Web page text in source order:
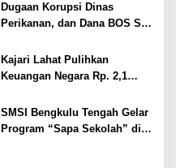
Sumsel Tahun 2026
Dugaan Korupsi Dinas
Perikanan, dan Dana BOS SD
Terus Dipertajam Kajari Lahat
Kajari Lahat Pulihkan
Keuangan Negara Rp. 2,1
SMSI Bengkulu Tengah Gelar
Program “Sapa Sekolah” di